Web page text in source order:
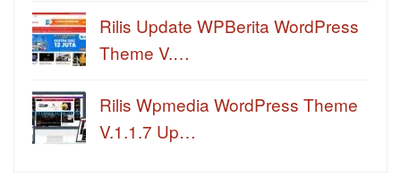
Rilis Update WPBerita WordPress
Theme V.…
Rilis Wpmedia WordPress Theme
V.1.1.7 Up…